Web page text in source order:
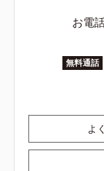
お電
無料通話
よ